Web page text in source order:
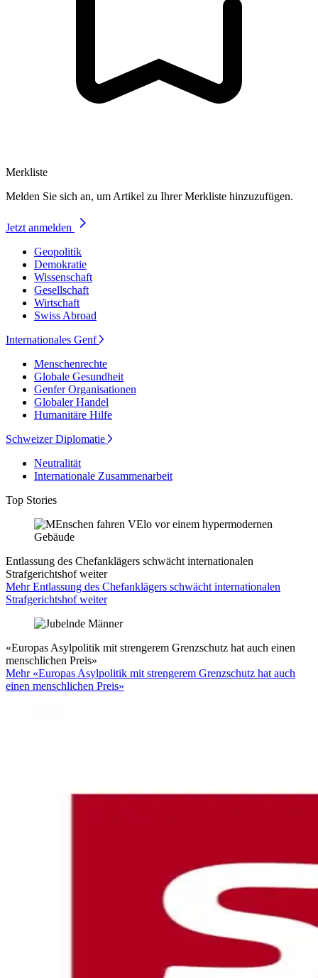
Merkliste
Melden Sie sich an, um Artikel zu Ihrer Merkliste hinzuzufügen.
Jetzt anmelden
Geopolitik
Demokratie
Wissenschaft
Gesellschaft
Wirtschaft
Swiss Abroad
Internationales Genf
Menschenrechte
Globale Gesundheit
Genfer Organisationen
Globaler Handel
Humanitäre Hilfe
Schweizer Diplomatie
Neutralität
Internationale Zusammenarbeit
Top Stories
Entlassung des Chefanklägers schwächt internationalen
Strafgerichtshof weiter
Mehr Entlassung des Chefanklägers schwächt internationalen
Strafgerichtshof weiter
«Europas Asylpolitik mit strengerem Grenzschutz hat auch einen
menschlichen Preis»
Mehr «Europas Asylpolitik mit strengerem Grenzschutz hat auch
einen menschlichen Preis»